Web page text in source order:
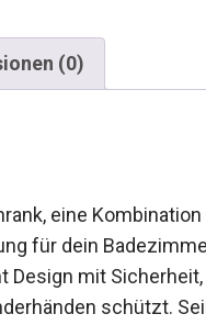
(0)
eine
für dein
Design mit
schützt.